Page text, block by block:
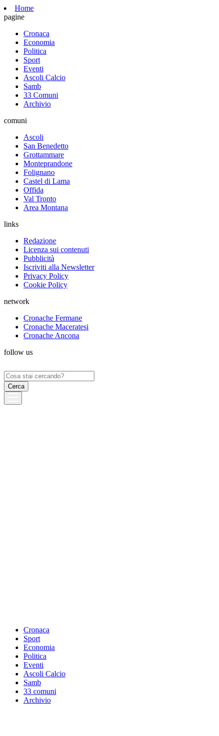
Home
pagine
Cronaca
Economia
Politica
Sport
Eventi
Ascoli Calcio
Samb
33 Comuni
Archivio
comuni
Ascoli
San Benedetto
Grottammare
Monteprandone
Folignano
Castel di Lama
Offida
Val Tronto
Area Montana
links
Redazione
Licenza sui contenuti
Pubblicità
Iscriviti alla Newsletter
Privacy Policy
Cookie Policy
network
Cronache Fermane
Cronache Maceratesi
Cronache Ancona
follow us
Ricerca
per:
Cronaca
Sport
Economia
Politica
Eventi
Ascoli Calcio
Samb
33 comuni
Archivio